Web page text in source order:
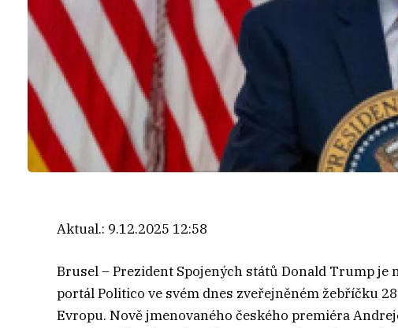
Aktual.: 9.12.2025 12:58
Brusel – Prezident Spojených států Donald Trump
portál Politico ve svém dnes zveřejněném žebříčku
Evropu. Nově jmenovaného českého premiéra